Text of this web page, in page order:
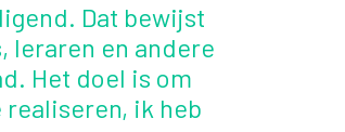
Dat bewijst
leraren en andere
Het doel is om
ik heb